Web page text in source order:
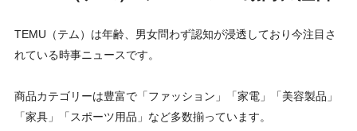
TEMU（テム）は年齢、男女問わず認知が浸透しており今注目さ
れている時事ニュースです。
商品カテゴリーは豊富で「ファッション」「家電」「美容製品」
「家具」「スポーツ用品」など多数揃っています。